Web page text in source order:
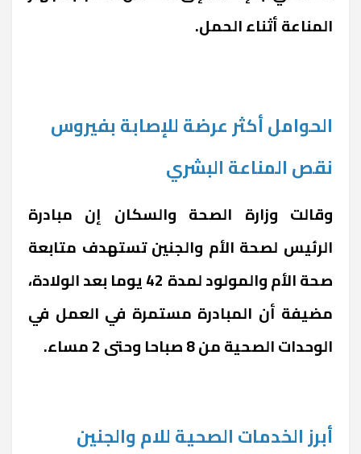
المناعة أثناء الحمل.
الحوامل أكثر عرضة للإصابة بفيروس
نقص المناعة البشري
وقالت وزارة الصحة والسكان إن مبادرة
الرئيس لصحة الأم والجنين تستهدف متابعة
صحة الأم والمولود لمدة 42 يوما بعد الولادة،
مضيفة أن المبادرة مستمرة في العمل في
الوحدات الصحية من 8 صباحا وحتى 2 مساء.
أبرز الخدمات الصحية للام والجنين